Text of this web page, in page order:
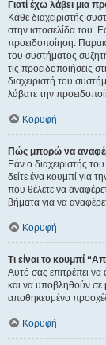
Γιατί έχω λάβει μια
Κάθε διαχειριστής
στην ιστοσελίδα του.
προειδοποίηση.
του συστήματος
τις προειδοποιήσεις
διαχειριστή του
λάβατε την
Κορυφή
Πώς μπορώ να
Εάν ο διαχειριστής
δείτε ένα κουμπί για
που θέλετε να
βήματα για να
Κορυφή
Τι είναι το κουμπί
Αυτό σας επιτρέπει
και να υποβληθούν σε
αποθηκευμένο
Κορυφή